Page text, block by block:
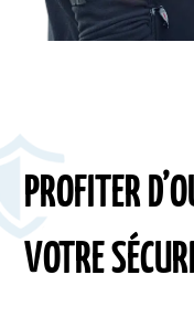
PROFITER
VOTRE